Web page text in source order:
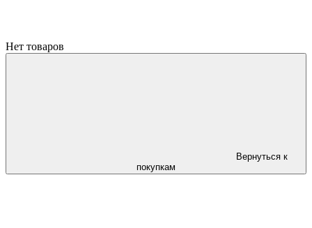
Нет товаров
Вернуться к
покупкам